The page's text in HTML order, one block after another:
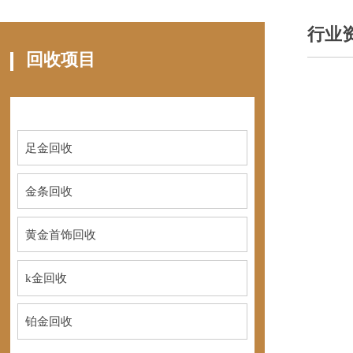
回收项目
足金回收
金条回收
黄金首饰回收
k金回收
铂金回收
行业